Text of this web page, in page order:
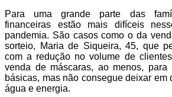
Para uma grande parte das
financeiras estão mais difíceis
pandemia. São casos como o da
sorteio, Maria de Siqueira, 45, que
com a redução no volume de
venda de máscaras, ao menos, para
básicas, mas não consegue deixar em
água e energia.